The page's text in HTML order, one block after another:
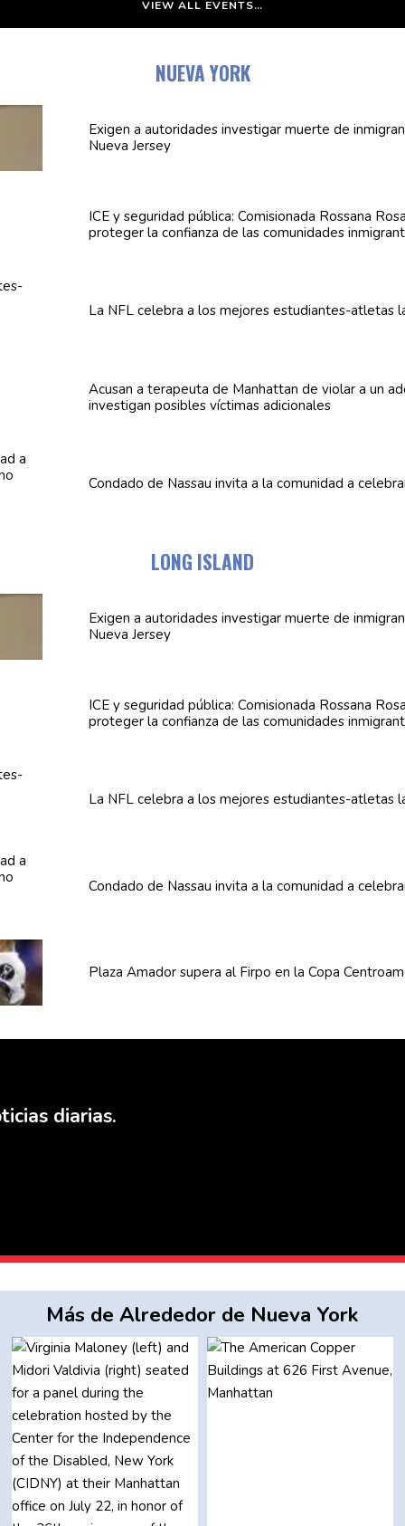
VIEW ALL EVENTS…
NUEVA YORK
Exigen a autoridadesinvestigar muerte de
Nueva Jersey
ICE y seguridad pública: Comisionada Rossana
proteger la confianza de las comunidades
La NFL celebra a los mejores estudiantes-atletas
Acusan a terapeuta de Manhattan de violar a un
investigan posibles víctimas adicionales
Condado de Nassau invita a la comunidad a
LONG ISLAND
Exigen a autoridadesinvestigar muerte de
Nueva Jersey
ICE y seguridad pública: Comisionada Rossana
proteger la confianza de las comunidades
La NFL celebra a los mejores estudiantes-atletas
Condado de Nassau invita a la comunidad a
Plaza Amador supera al Firpo en la Copa
diarias.
Más de Alrededor de Nueva York